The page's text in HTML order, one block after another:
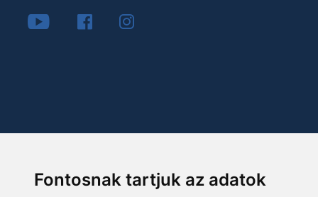
Fontosnak tartjuk az adatok